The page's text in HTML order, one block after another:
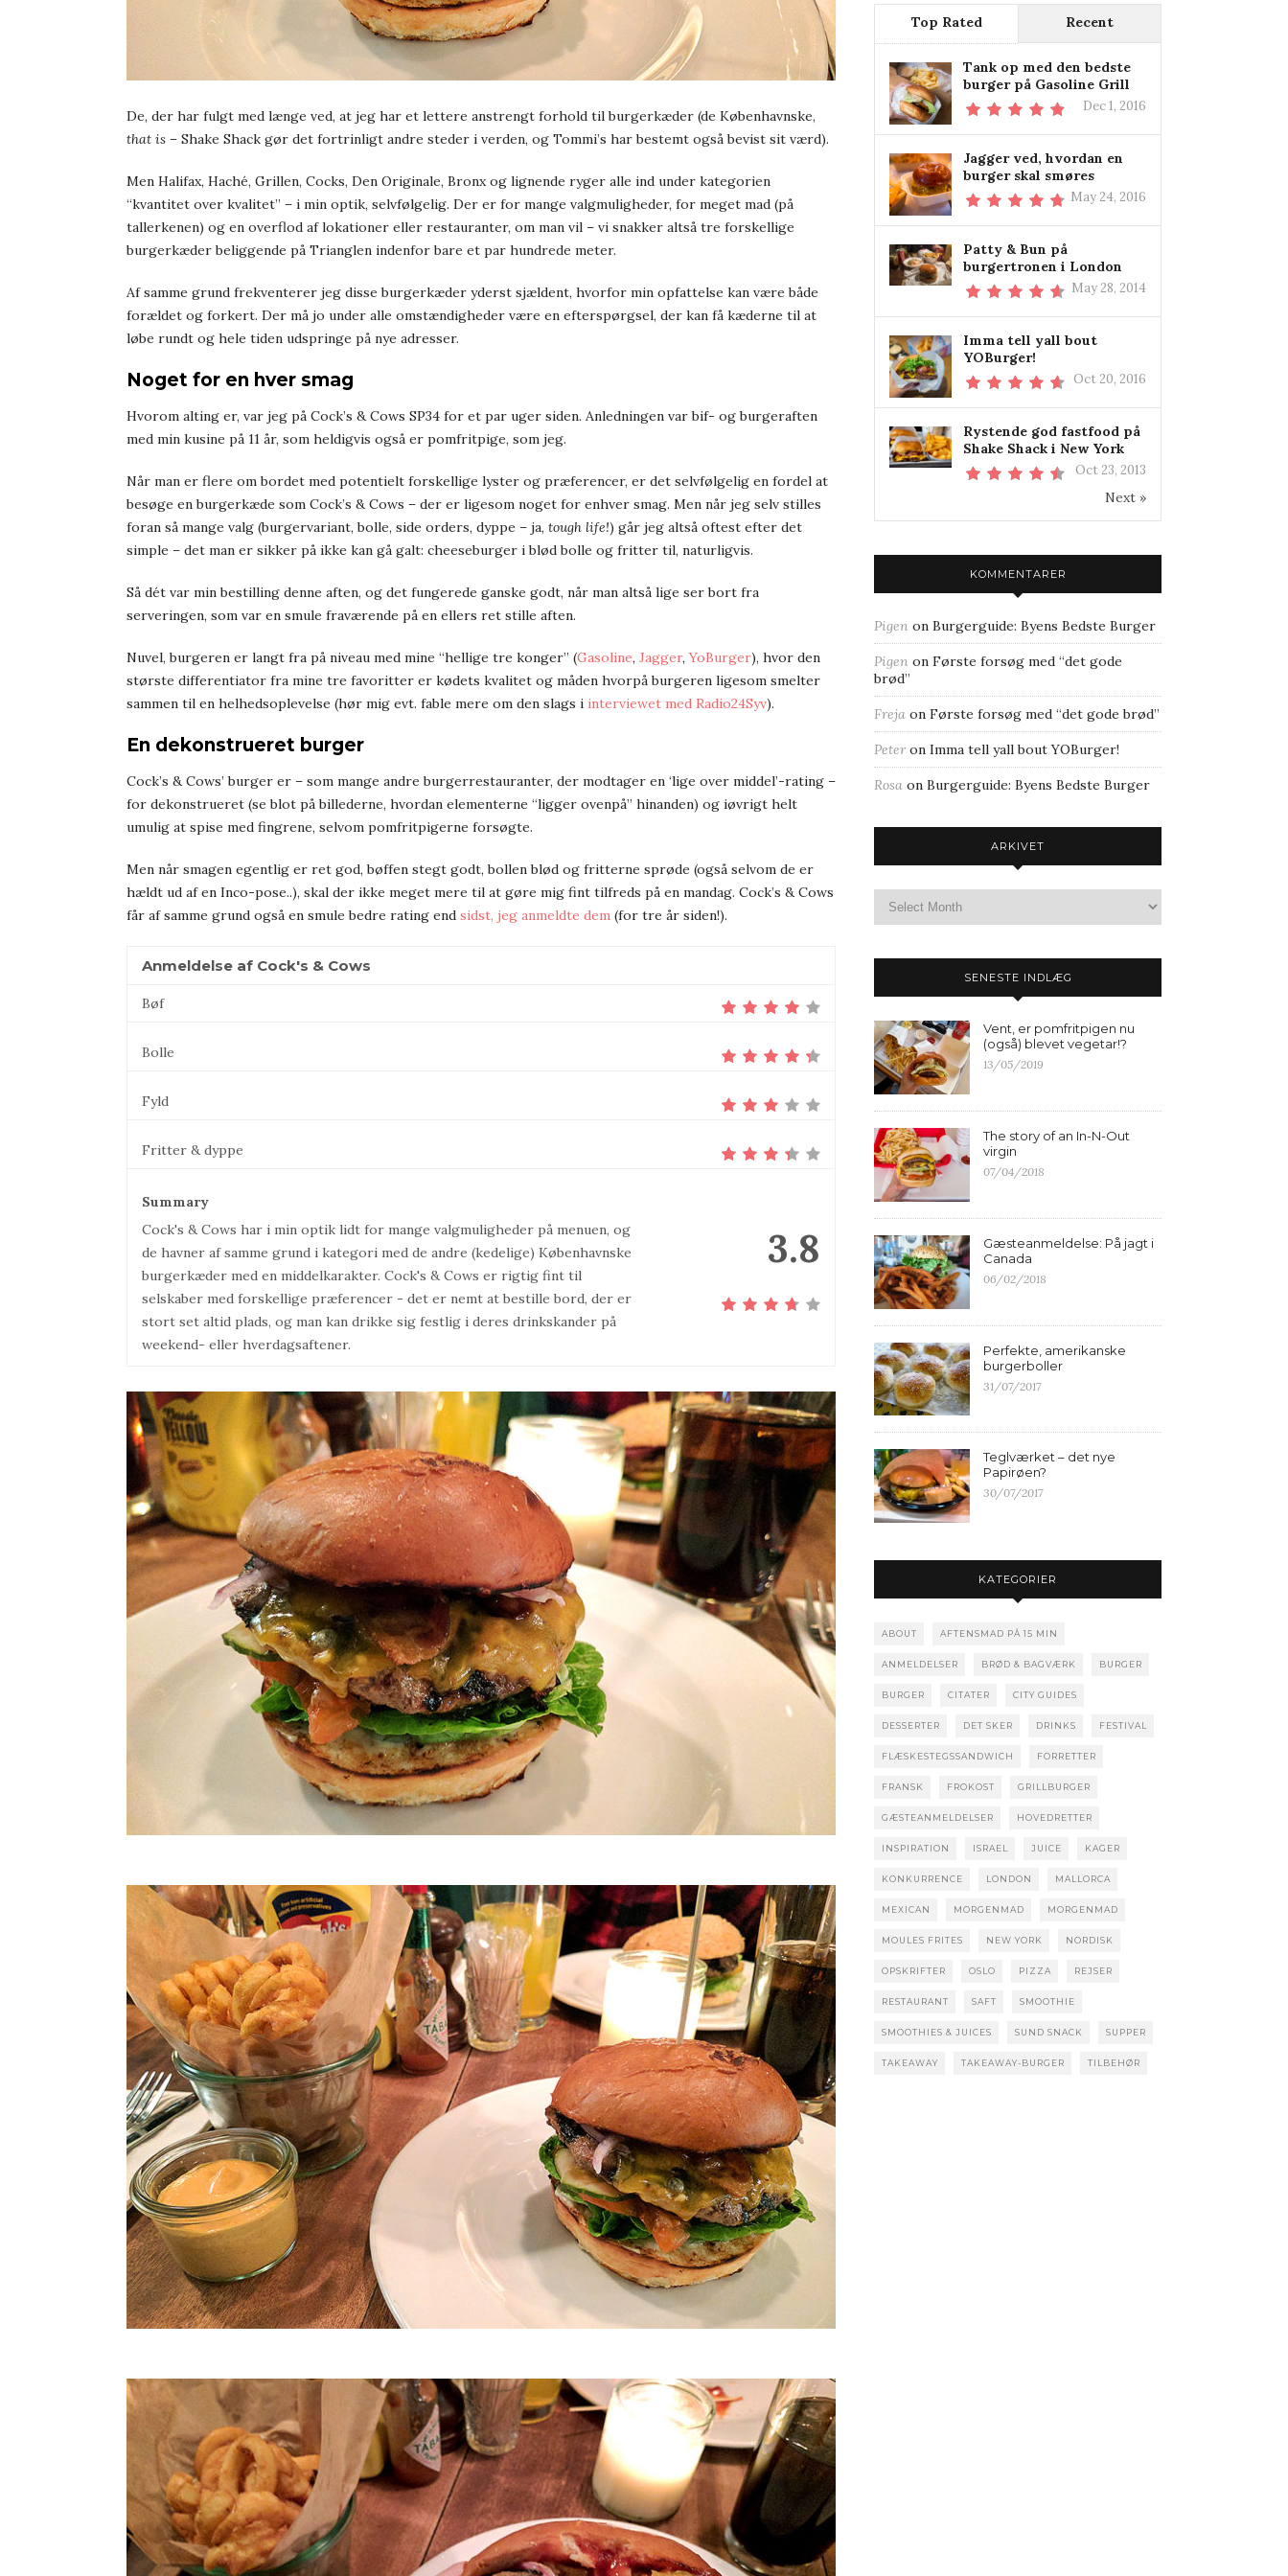
De, der har fulgt med længe ved, at jeg har et lettere anstrengt forhold til burgerkæder (de Københavnske,
that is – Shake Shack gør det fortrinligt andre steder i verden, og Tommi’s har bestemt også bevist sit værd).
Men Halifax, Haché, Grillen, Cocks, Den Originale, Bronx og lignende ryger alle ind under kategorien
“kvantitet over kvalitet” – i min optik, selvfølgelig. Der er for mange valgmuligheder, for meget mad (på
tallerkenen) og en overflod af lokationer eller restauranter, om man vil – vi snakker altså tre forskellige
burgerkæder beliggende på Trianglen indenfor bare et par hundrede meter.
Af samme grund frekventerer jeg disse burgerkæder yderst sjældent, hvorfor min opfattelse kan være både
forældet og forkert. Der må jo under alle omstændigheder være en efterspørgsel, der kan få kæderne til at
løbe rundt og hele tiden udspringe på nye adresser.
Noget for en hver smag
Hvorom alting er, var jeg på Cock’s & Cows SP34 for et par uger siden. Anledningen var bif- og burgeraften
med min kusine på 11 år, som heldigvis også er pomfritpige, som jeg.
Når man er flere om bordet med potentielt forskellige lyster og præferencer, er det selvfølgelig en fordel at
besøge en burgerkæde som Cock’s & Cows – der er ligesom noget for enhver smag. Men når jeg selv stilles
foran så mange valg (burgervariant, bolle, side orders, dyppe – ja, tough life!) går jeg altså oftest efter det
simple – det man er sikker på ikke kan gå galt: cheeseburger i blød bolle og fritter til, naturligvis.
Så dét var min bestilling denne aften, og det fungerede ganske godt, når man altså lige ser bort fra
serveringen, som var en smule fraværende på en ellers ret stille aften.
Nuvel, burgeren er langt fra på niveau med mine “hellige tre konger” (Gasoline, Jagger,YoBurger), hvor den
største differentiator fra mine tre favoritter er kødets kvalitet og måden hvorpå burgeren ligesom smelter
sammen til en helhedsoplevelse (hør mig evt. fable mere om den slags i interviewet med Radio24Syv).
En dekonstrueret burger
Cock’s & Cows’ burger er – som mange andre burgerrestauranter, der modtager en ‘lige over middel’-rating –
for dekonstrueret (se blot på billederne, hvordan elementerne “ligger ovenpå” hinanden) og iøvrigt helt
umulig at spise med fingrene, selvom pomfritpigerne forsøgte.
Men når smagen egentlig er ret god, bøffen stegt godt, bollen blød og fritterne sprøde (også selvom de er
hældt ud af en Inco-pose..), skal der ikke meget mere til at gøre mig fint tilfreds på en mandag. Cock’s & Cows
får af samme grund også en smule bedre rating end sidst, jeg anmeldte dem (for tre år siden!).
Anmeldelse af Cock's & Cows
Bøf
Bolle
Fyld
Fritter & dyppe
Summary
Cock's & Cows har i min optik lidt for mange valgmuligheder på menuen, og
de havner af samme grund i kategori med de andre (kedelige) Københavnske
burgerkæder med en middelkarakter. Cock's & Cows er rigtig fint til
selskaber med forskellige præferencer - det er nemt at bestille bord, der er
stort set altid plads, og man kan drikke sig festlig i deres drinkskander på
weekend- eller hverdagsaftener.
3.8
Top Rated Recent
Tank op med den bedste
burger på Gasoline Grill
Dec 1, 2016
Jagger ved, hvordan en
burger skal smøres
May 24, 2016
Patty & Bun på
burgertronen i London
May 28, 2014
Imma tell yall bout
YOBurger!
Oct 20, 2016
Rystende god fastfood på
Shake Shack i New York
Oct 23, 2013
Next »
KOMMENTARER
Pigen on Burgerguide: Byens Bedste Burger
Pigen on Første forsøg med “det gode
brød”
Freja on Første forsøg med “det gode brød”
Peteron Imma tell yall bout YOBurger!
Rosa on Burgerguide: Byens Bedste Burger
ARKIVET
SENESTE INDLÆG
Vent, er pomfritpigen nu
(også) blevet vegetar!?
13/05/2019
The story of an In-N-Out
virgin
07/04/2018
Gæsteanmeldelse: På jagt i
Canada
06/02/2018
Perfekte, amerikanske
burgerboller
31/07/2017
Teglværket – det nye
Papirøen?
30/07/2017
KATEGORIER
ABOUT AFTENSMAD PÅ 15 MIN
ANMELDELSER BRØD & BAGVÆRK BURGER
BURGER CITATER CITY GUIDES
DESSERTER DET SKER DRINKS FESTIVAL
FLÆSKESTEGSSANDWICH FORRETTER
FRANSK FROKOST GRILLBURGER
GÆSTEANMELDELSER HOVEDRETTER
INSPIRATION ISRAEL JUICE KAGER
KONKURRENCE LONDON MALLORCA
MEXICAN MORGENMAD MORGENMAD
MOULES FRITES NEW YORK NORDISK
OPSKRIFTER OSLO PIZZA REJSER
RESTAURANT SAFT SMOOTHIE
SMOOTHIES & JUICES SUND SNACK SUPPER
TAKEAWAY TAKEAWAY-BURGER TILBEHØR